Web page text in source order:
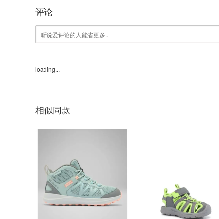
评论
loading...
相似同款